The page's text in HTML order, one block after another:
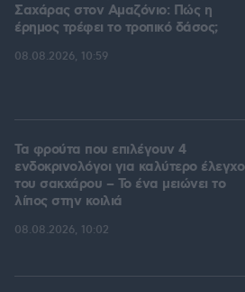
Σαχάρας στον Αμαζόνιο: Πώς η
έρημος τρέφει το τροπικό δάσος;
08.08.2026, 10:59
Τα φρούτα που επιλέγουν 4
ενδοκρινολόγοι για καλύτερο έλεγχο
του σακχάρου – Το ένα μειώνει το
λίπος στην κοιλιά
08.08.2026, 10:02